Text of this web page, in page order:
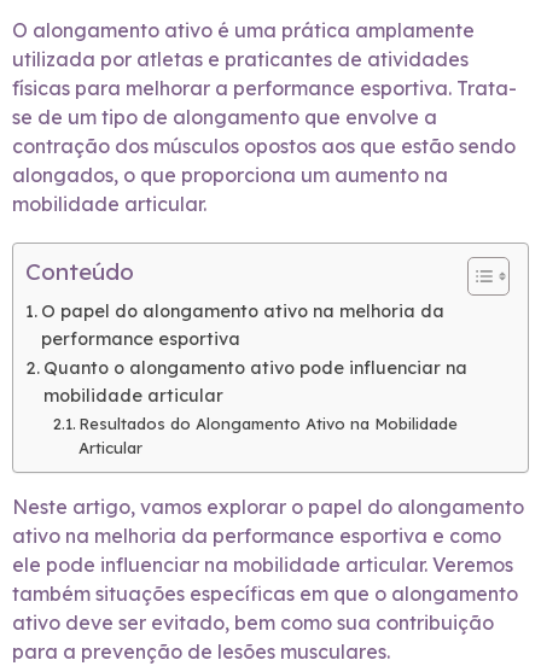
O alongamento ativo é uma prática amplamente
utilizada por atletas e praticantes de atividades
físicas para melhorar a performance esportiva. Trata-
se de um tipo de alongamento que envolve a
contração dos músculos opostos aos que estão sendo
alongados, o que proporciona um aumento na
mobilidade articular.
Conteúdo
O papel do alongamento ativo na melhoria da
performance esportiva
Quanto o alongamento ativo pode influenciar na
mobilidade articular
Resultados do Alongamento Ativo na Mobilidade
Articular
Neste artigo, vamos explorar o papel do alongamento
ativo na melhoria da performance esportiva e como
ele pode influenciar na mobilidade articular. Veremos
também situações específicas em que o alongamento
ativo deve ser evitado, bem como sua contribuição
para a prevenção de lesões musculares.